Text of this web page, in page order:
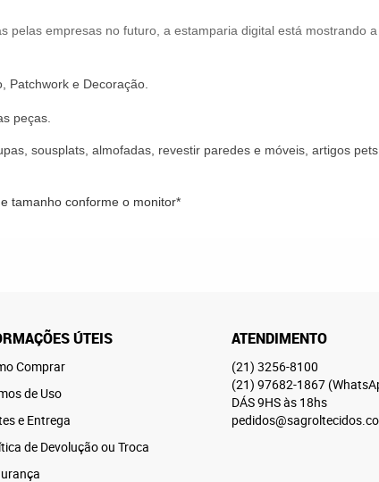
pelas empresas no futuro, a estamparia digital está mostrando
Patchwork e Decoração
peças.
sousplats, almofadas, revestir paredes e móveis, artigos
tamanho conforme o monitor*
ÚTEIS
Comprar
de Uso
e Entrega
de Devolução ou Troca
ATENDIMENTO
(21) 3256-8100
(21) 97682-1867
DÁS 9HS às 18hs